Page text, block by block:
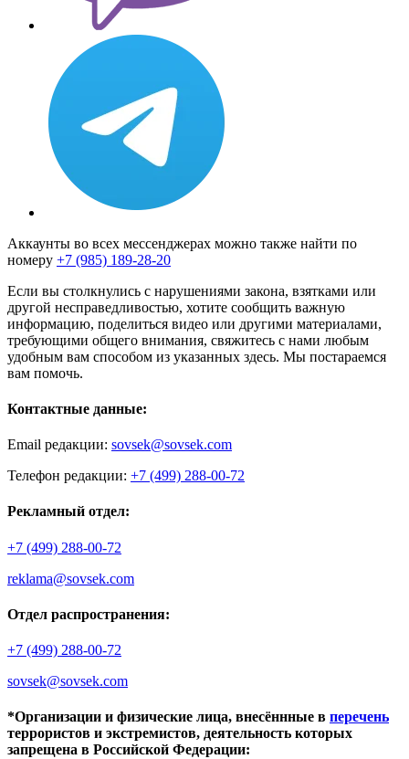
Аккаунты во всех мессенджерах можно также найти по
номеру +7 (985) 189-28-20
Если вы столкнулись с нарушениями закона, взятками или
другой несправедливостью, хотите сообщить важную
информацию, поделиться видео или другими материалами,
требующими общего внимания, свяжитесь с нами любым
удобным вам способом из указанных здесь. Мы постараемся
вам помочь.
Контактные данные:
Email редакции: sovsek@sovsek.com
Телефон редакции: +7 (499) 288-00-72
Рекламный отдел:
+7 (499) 288-00-72
reklama@sovsek.com
Отдел распространения:
+7 (499) 288-00-72
sovsek@sovsek.com
*Организации и физические лица, внесённные в перечень
террористов и экстремистов, деятельность которых
запрещена в Российской Федерации: